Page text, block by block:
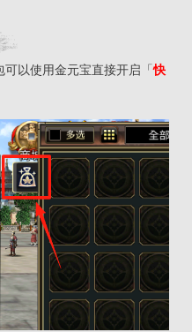
以使用金元宝直接开启「快